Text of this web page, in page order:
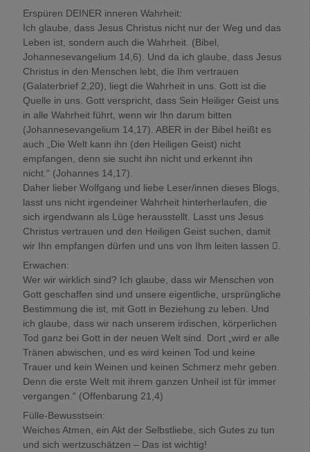
Erspüren DEINER inneren Wahrheit:
Ich glaube, dass Jesus Christus nicht nur der Weg und das
Leben ist, sondern auch die Wahrheit. (Bibel,
Johannesevangelium 14,6). Und da ich glaube, dass Jesus
Christus in den Menschen lebt, die Ihm vertrauen
(Galaterbrief 2,20), liegt die Wahrheit in uns. Gott ist die
Quelle in uns. Gott verspricht, dass Sein Heiliger Geist uns
in alle Wahrheit führt, wenn wir Ihn darum bitten
(Johannesevangelium 14,17). ABER in der Bibel heißt es
auch „Die Welt kann ihn (den Heiligen Geist) nicht
empfangen, denn sie sucht ihn nicht und erkennt ihn
nicht.“ (Johannes 14,17).
Daher lieber Wolfgang und liebe Leser/innen dieses Blogs,
lasst uns nicht irgendeiner Wahrheit hinterherlaufen, die
sich irgendwann als Lüge herausstellt. Lasst uns Jesus
Christus vertrauen und den Heiligen Geist suchen, damit
wir Ihn empfangen dürfen und uns von Ihm leiten lassen .
Erwachen:
Wer wir wirklich sind? Ich glaube, dass wir Menschen von
Gott geschaffen sind und unsere eigentliche, ursprüngliche
Bestimmung die ist, mit Gott in Beziehung zu leben. Und
ich glaube, dass wir nach unserem irdischen, körperlichen
Tod ganz bei Gott in der neuen Welt sind. Dort „wird er alle
Tränen abwischen, und es wird keinen Tod und keine
Trauer und kein Weinen und keinen Schmerz mehr geben.
Denn die erste Welt mit ihrem ganzen Unheil ist für immer
vergangen.“ (Offenbarung 21,4)
Fülle-Bewusstsein:
Weiches Atmen, ein Akt der Selbstliebe, sich Gutes zu tun
und sich wertzuschätzen – Das ist wichtig!